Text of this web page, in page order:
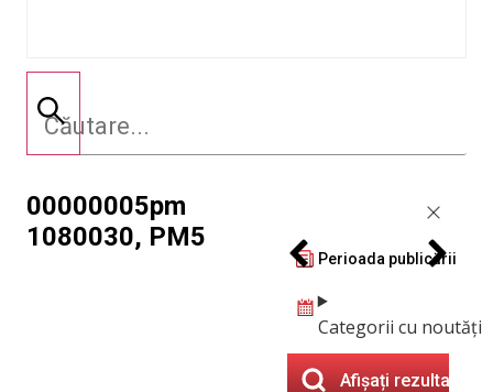
00000005pm
1080030, PM5
Perioada publicării
Categorii cu noutăți
Afișați rezultatele